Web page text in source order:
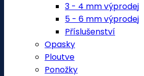
3 - 4 mm výprodej
5 - 6 mm výprodej
Příslušenství
Opasky
Ploutve
Ponožky